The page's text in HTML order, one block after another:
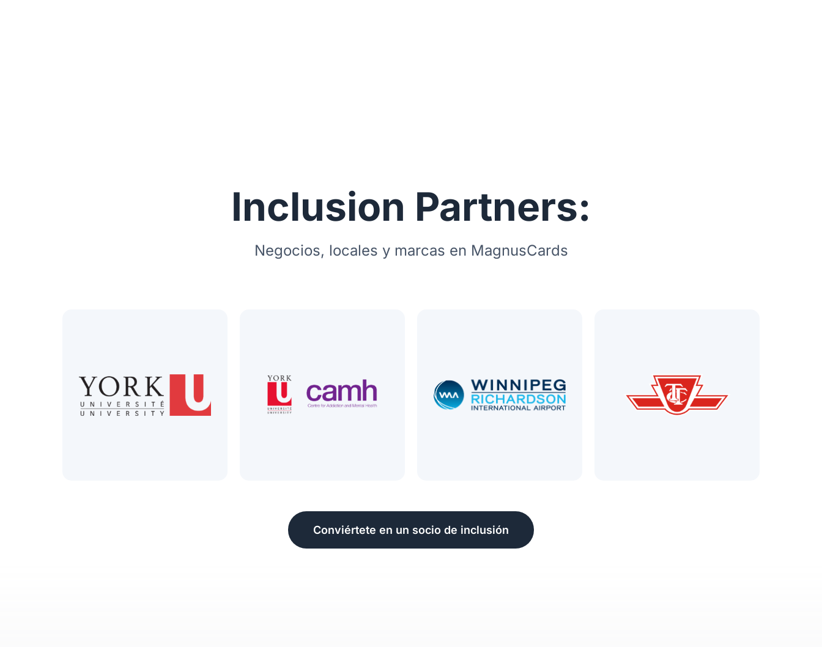
Inclusion Partners:
Negocios, locales y marcas en MagnusCards
Conviértete en un socio de inclusión